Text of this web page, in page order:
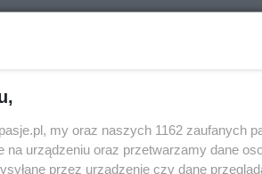
my oraz naszych 1162 zaufanych
na urządzeniu oraz przetwarzamy dane
przez urządzenie czy dane